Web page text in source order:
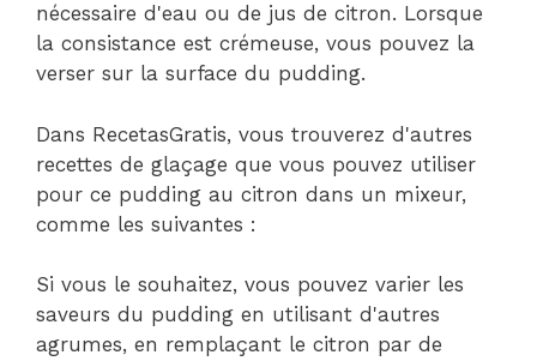
nécessaire d'eau ou de jus de citron. Lorsque
la consistance est crémeuse, vous pouvez la
verser sur la surface du pudding.
Dans RecetasGratis, vous trouverez d'autres
recettes de glaçage que vous pouvez utiliser
pour ce pudding au citron dans un mixeur,
comme les suivantes :
Si vous le souhaitez, vous pouvez varier les
saveurs du pudding en utilisant d'autres
agrumes, en remplaçant le citron par de